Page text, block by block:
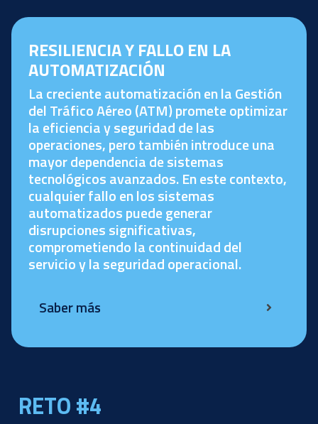
RESILIENCIA Y FALLO EN LA
AUTOMATIZACIÓN
La creciente automatización en la Gestión
del Tráfico Aéreo (ATM) promete optimizar
la eficiencia y seguridad de las
operaciones, pero también introduce una
mayor dependencia de sistemas
tecnológicos avanzados. En este contexto,
cualquier fallo en los sistemas
automatizados puede generar
disrupciones significativas,
comprometiendo la continuidad del
servicio y la seguridad operacional.
Saber más
RETO #4